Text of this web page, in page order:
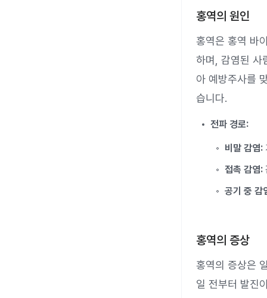
홍역의 원인
홍역은 홍역 바
하며, 감염된 사
아 예방주사를
습니다.
전파 경로:
비말 감염:
접촉 감염:
공기 중 감
홍역의 증상
홍역의 증상은
일 전부터 발진